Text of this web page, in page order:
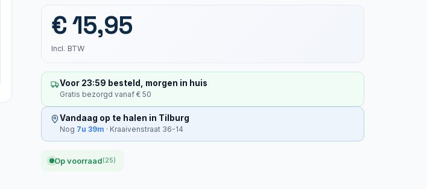
€15,95
Incl. BTW
Voor 23:59 besteld, morgen in huis
Gratis bezorgd vanaf € 50
Vandaag op te halen in Tilburg
Nog 7u 39m · Kraaivenstraat 36-14
Op voorraad(25)